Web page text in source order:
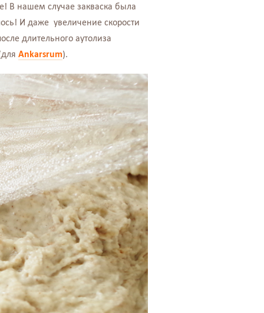
В нашем случае закваска была
И даже увеличение скорости
длительного аутолиза
Ankarsrum).